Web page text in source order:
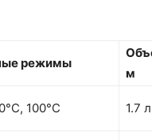
режимы
м
100°C 1.7 л